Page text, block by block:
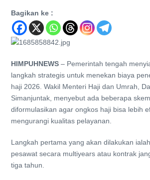
Bagikan ke :
HIMPUHNEWS– Pemerintah tengah
langkah strategis untuk menekan biaya
haji 2026. Wakil Menteri Haji dan Umrah,
Simanjuntak, menyebut ada beberapa
diformulasikan agar ongkos haji bisa lebih
mengurangi kualitas pelayanan.
Langkah pertama yang akan dilakukan
pesawat secara multiyears atau kontrak
tiga tahun.